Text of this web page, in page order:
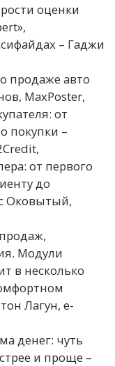
оценки
– Гаджи
продаже авто
MaxPoster,
от
покупки –
от первого
до
Оковытый,
Модули
в несколько
Лагун, e-
денег: чуть
и проще –